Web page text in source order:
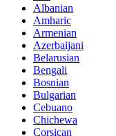
Albanian
Amharic
Armenian
Azerbaijani
Belarusian
Bengali
Bosnian
Bulgarian
Cebuano
Chichewa
Corsican